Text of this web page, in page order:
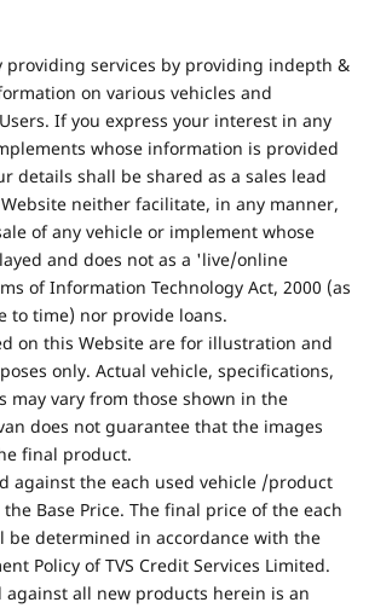
providing services by providing indepth &
on various vehicles and
If you express your interest in any
whose information is provided
details shall be shared as a sales lead
Website neither facilitate, in any manner,
of any vehicle or implement whose
and does not as a 'live/online
of Information Technology Act, 2000 (as
to time) nor provide loans.
on this Website are for illustration and
only. Actual vehicle, specifications,
may vary from those shown in the
does not guarantee that the images
final product.
against the each used vehicle /product
Base Price. The final price of the each
be determined in accordance with the
Policy of TVS Credit Services Limited.
against all new products herein is an